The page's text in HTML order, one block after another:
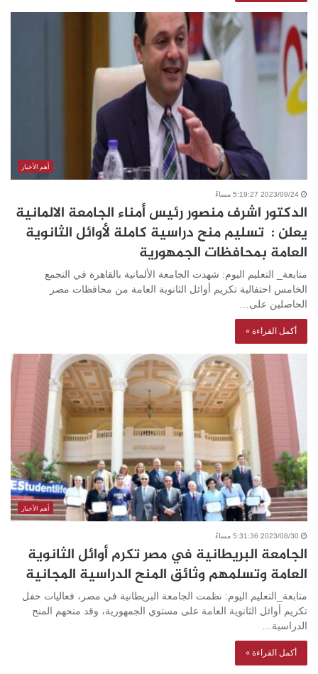
أهم الأخبار
2023/09/24 5:19:27 مساءً
الدكتور اشرف منصور رئيس أمناء الجامعة الالمانية
يعلن : تسليم منح دراسية كاملة لأوائل الثانوية
العامة بمحافظات الجمهورية
متابعة_ التعليم اليوم: شهدت الجامعة الألمانية بالقاهرة في التجمع
الخامس احتفالية تكريم أوائل الثانوية العامة من محافظات مصر
الحاصلين على…
أكمل القراءة »
أهم الأخبار
2023/08/30 5:31:36 مساءً
الجامعة البريطانية في مصر تكرم أوائل الثانوية
العامة وتسلمهم وثائق المنح الدراسية المجانية
متابعة_التعليم اليوم: نظمت الجامعة البريطانية في مصر، فعاليات حفل
تكريم أوائل الثانوية العامة على مستوي الجمهورية، وقد منحهم المنح
الدراسية…
أكمل القراءة »